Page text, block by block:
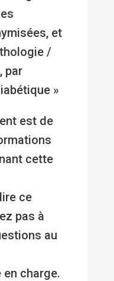
et
/
par
»
est de
cette
ce
pas à
au
charge.